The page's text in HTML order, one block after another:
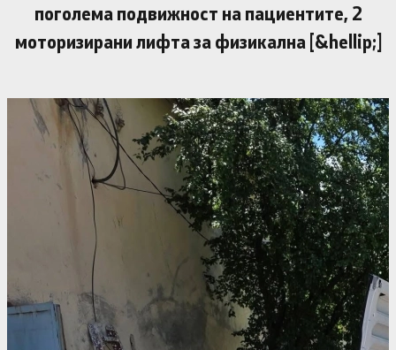
поголема подвижност на пациентите, 2
моторизирани лифта за физикална [&hellip;]